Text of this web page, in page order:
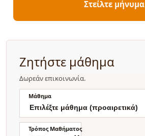
Στείλτε μήνυμα
Ζητήστε μάθημα
Δωρεάν επικοινωνία.
Μάθημα
Τρόπος Μαθήματος